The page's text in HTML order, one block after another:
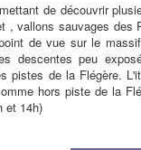
de découvrir
, vallons sauvages des
de vue sur le
descentes peu
pistes de la Flégère.
hors piste de la
et 14h)